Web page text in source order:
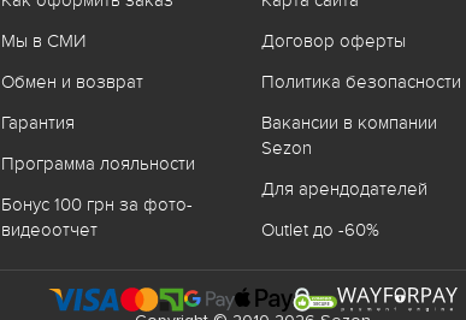
Мы в СМИ
Обмен и возврат
Гарантия
Программа лояльности
Бонус 100 грн за фото-
видеоотчет
Договор оферты
Политика безопасности
Вакансии в компании
Sezon
Для арендодателей
Outlet до -60%